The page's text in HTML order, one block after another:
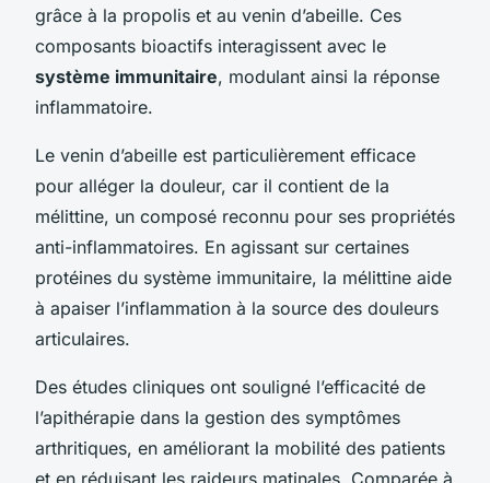
grâce à la propolis et au venin d’abeille. Ces
composants bioactifs interagissent avec le
système immunitaire, modulant ainsi la réponse
inflammatoire.
Le venin d’abeille est particulièrement efficace
pour alléger la douleur, car il contient de la
mélittine, un composé reconnu pour ses propriétés
anti-inflammatoires. En agissant sur certaines
protéines du système immunitaire, la mélittine aide
à apaiser l’inflammation à la source des douleurs
articulaires.
Des études cliniques ont souligné l’efficacité de
l’apithérapie dans la gestion des symptômes
arthritiques, en améliorant la mobilité des patients
et en réduisant les raideurs matinales. Comparée à